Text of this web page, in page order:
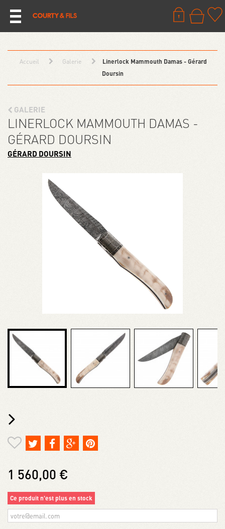
Accueil Galerie
Linerlock Mammouth Damas - Gérard
Doursin
GALERIE
LINERLOCK MAMMOUTH DAMAS -
GÉRARD DOURSIN
GÉRARD DOURSIN
1 560,00 €
Ce produit n'est plus en stock